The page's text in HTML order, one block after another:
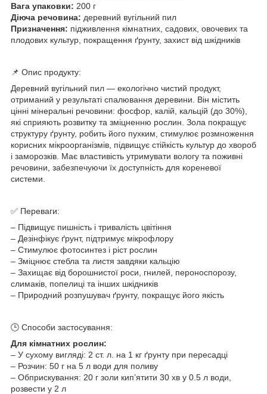
Вага упаковки: 200 г
Діюча речовина: деревний вугільний пил
Призначення: підживлення кімнатних, садових, овочевих та
плодових культур, покращення ґрунту, захист від шкідників
📌 Опис продукту:
Деревний вугільний пил — екологічно чистий продукт,
отриманий у результаті спалювання деревини. Він містить
цінні мінеральні речовини: фосфор, калій, кальцій (до 30%),
які сприяють розвитку та зміцненню рослин. Зола покращує
структуру ґрунту, робить його пухким, стимулює розмноження
корисних мікроорганізмів, підвищує стійкість культур до хвороб
і заморозків. Має властивість утримувати вологу та поживні
речовини, забезпечуючи їх доступність для кореневої
системи.
✅ Переваги:
– Підвищує пишність і тривалість цвітіння
– Дезінфікує ґрунт, підтримує мікрофлору
– Стимулює фотосинтез і ріст рослин
– Зміцнює стебла та листя завдяки кальцію
– Захищає від борошнистої роси, гнилей, пероноспорозу,
слимаків, попелиці та інших шкідників
– Природний розпушувач ґрунту, покращує його якість
🕒 Способи застосування:
Для кімнатних рослин:
– У сухому вигляді: 2 ст. л. на 1 кг ґрунту при пересадці
– Розчин: 50 г на 5 л води для поливу
– Обприскування: 20 г золи кип’ятити 30 хв у 0.5 л води,
розвести у 2 л